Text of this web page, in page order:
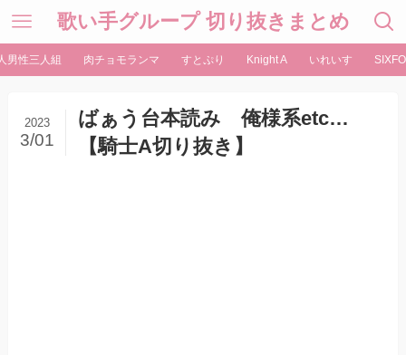
歌い手グループ 切り抜きまとめ
男性三人組 肉チョモランマ すとぷり Knight A いれいす
ばぁう台本読み 俺様系etc…
【騎士A切り抜き】
2023
3/01